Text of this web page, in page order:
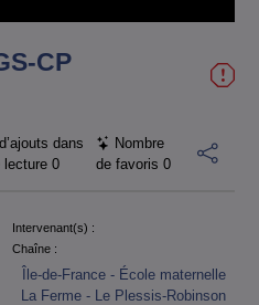
vidéo
CP
dans
lecture0
Nombre
de favoris 0
Intervenant(s) :
Chaîne :
Île-de-France - École maternelle
La Ferme - Le Plessis-Robinson